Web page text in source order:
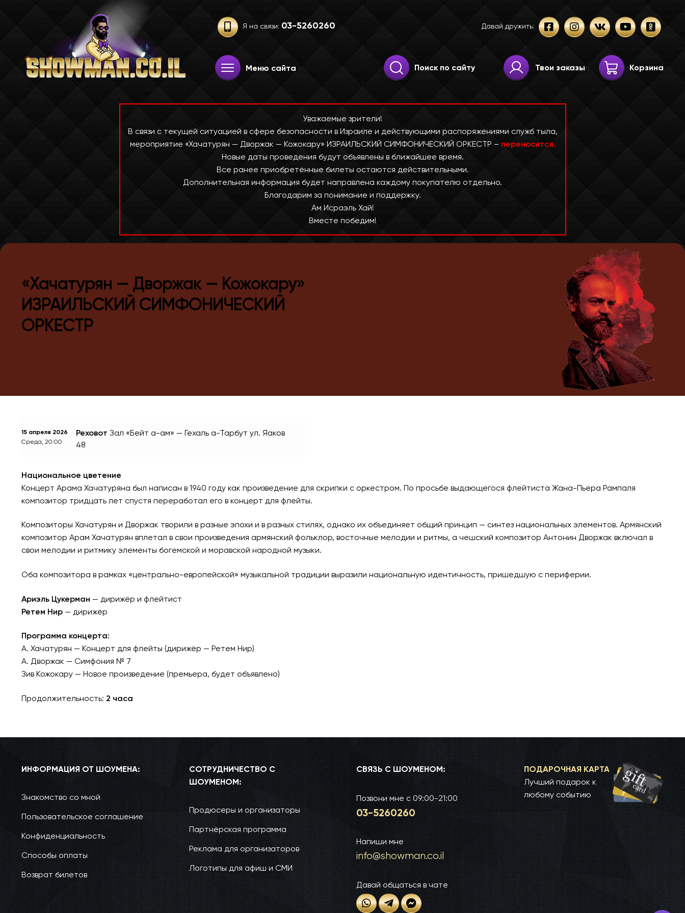
Я на связи: 03-52­60­260 Давай дружить:
Меню сайта
Искать:
Поиск
Твои заказы Корзина
Уважаемые зрители!
В связи с текущей ситуацией в сфере безопасности в Израиле и действующими распоряжениями служб тыла,
мероприятие «Хачатурян — Дворжак — Кожокару» ИЗРАИЛЬСКИЙ СИМФОНИЧЕСКИЙ ОРКЕСТР – переносится.
Новые даты проведения будут объявлены в ближайшее время.
Все ранее приобретённые билеты остаются действительными.
Дополнительная информация будет направлена каждому покупателю отдельно.
Благодарим за понимание и поддержку.
Ам Исраэль Хай!
Вместе победим!
«Хачатурян — Дворжак — Кожокару»
ИЗРАИЛЬСКИЙ СИМФОНИЧЕСКИЙ
ОРКЕСТР
15 апреля 2026
Среда, 20:00
Реховот Зал «Бейт а-ам» — Гехаль а-Тарбут ул. Яаков
48
Национальное цветение
Концерт Арама Хачатуряна был написан в 1940 году как произведение для скрипки с оркестром. По просьбе выдающегося флейтиста Жана-Пьера Рампаля
композитор тридцать лет спустя переработал его в концерт для флейты.
Композиторы Хачатурян и Дворжак творили в разные эпохи и в разных стилях, однако их объединяет общий принцип — синтез национальных элементов. Армянский
композитор Арам Хачатурян вплетал в свои произведения армянский фольклор, восточные мелодии и ритмы, а чешский композитор Антонин Дворжак включал в
свои мелодии и ритмику элементы богемской и моравской народной музыки.
Оба композитора в рамках «центрально-европейской» музыкальной традиции выразили национальную идентичность, пришедшую с периферии.
Ариэль Цукерман — дирижёр и флейтист
Ретем Нир— дирижёр
Программа концерта:
А. Хачатурян — Концерт для флейты (дирижёр — Ретем Нир)
А. Дворжак — Симфония № 7
Зив Кожокару — Новое произведение (премьера, будет объявлено)
Продолжительность: 2 часа
ИНФОРМАЦИЯ ОТ ШОУМЕНА:
Знакомство со мной
Пользовательское соглашение
Конфиденциальность
Способы оплаты
Возврат билетов
СОТРУДНИЧЕСТВО С
ШОУМЕНОМ:
Продюсеры и организаторы
Партнёрская программа
Реклама для организаторов
Логотипы для афиш и СМИ
СВЯЗЬ С ШОУМЕНОМ:
Позвони мне с 09:00-21:00
03-52­60­260
Напиши мне
info@show­man.co.il
Давай общаться в чате
ПОДАРОЧНАЯ КАРТА
Лучший подарок к
любому событию